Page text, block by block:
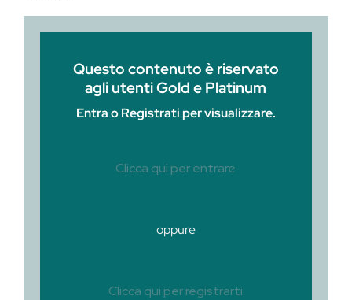
Questo contenuto è riservato
agli utenti Gold e Platinum
Entra o Registrati per visualizzare.
Clicca qui per entrare
oppure
Clicca qui per registrarti